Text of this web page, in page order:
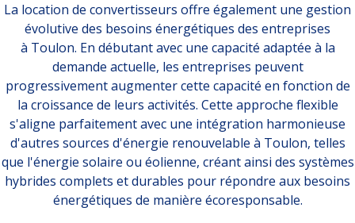
La location de convertisseurs offre également une gestion
évolutive des besoins énergétiques des entreprises
à Toulon. En débutant avec une capacité adaptée à la
demande actuelle, les entreprises peuvent
progressivement augmenter cette capacité en fonction de
la croissance de leurs activités. Cette approche flexible
s'aligne parfaitement avec une intégration harmonieuse
d'autres sources d'énergie renouvelable à Toulon, telles
que l'énergie solaire ou éolienne, créant ainsi des systèmes
hybrides complets et durables pour répondre aux besoins
énergétiques de manière écoresponsable.